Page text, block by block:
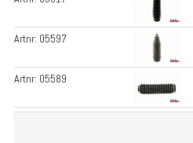
Artnr: 05597
Artnr: 05589